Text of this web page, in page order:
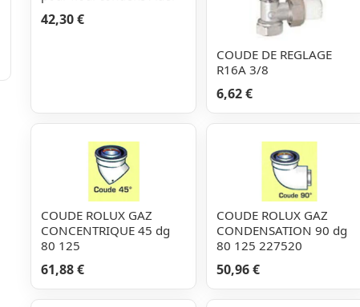
42,30 €
COUDE DE REGLAGE
R16A 3/8
6,62 €
COUDE ROLUX GAZ
CONCENTRIQUE 45 dg
80 125
61,88 €
COUDE ROLUX GAZ
CONDENSATION 90 dg
80 125 227520
50,96 €